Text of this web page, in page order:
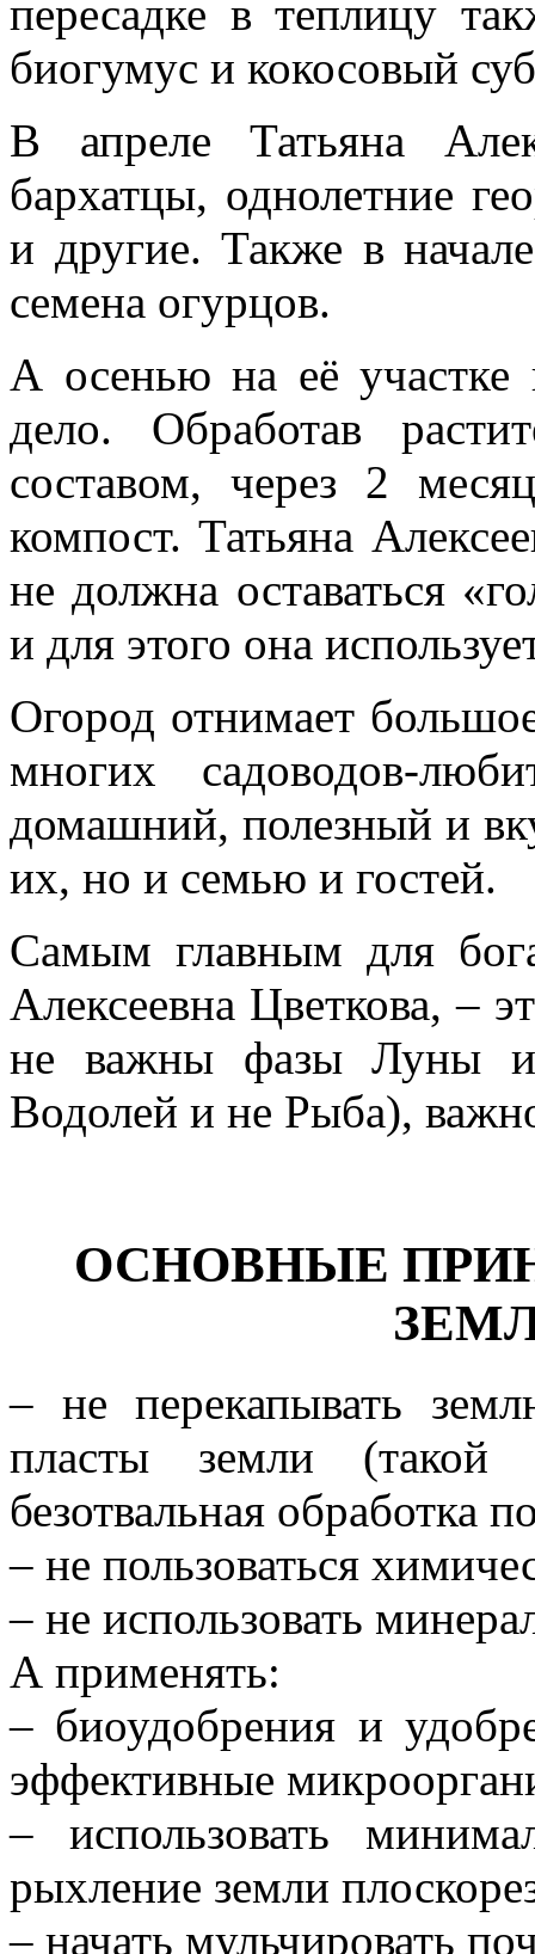
пересадке в теплицу
биогумус и кокосовый
В апреле Татьяна
бархатцы, однолетние
и другие. Также в
семена огурцов.
А осенью на её участке
дело. Обработав
составом, через 2
компост. Татьяна
не должна оставаться
и для этого она
Огород отнимает
многих садоводов-
домашний, полезный и
их, но и семью и гостей.
Самым главным для
Алексеевна Цветкова, –
не важны фазы Луны и
Водолей и не Рыба),
ОСНОВНЫЕ
– не перекапывать
пласты земли
безотвальная обработка
– не пользоваться
– не использовать
А применять:
– биоудобрения и
эффективные
– использовать
рыхление земли
– начать мульчировать